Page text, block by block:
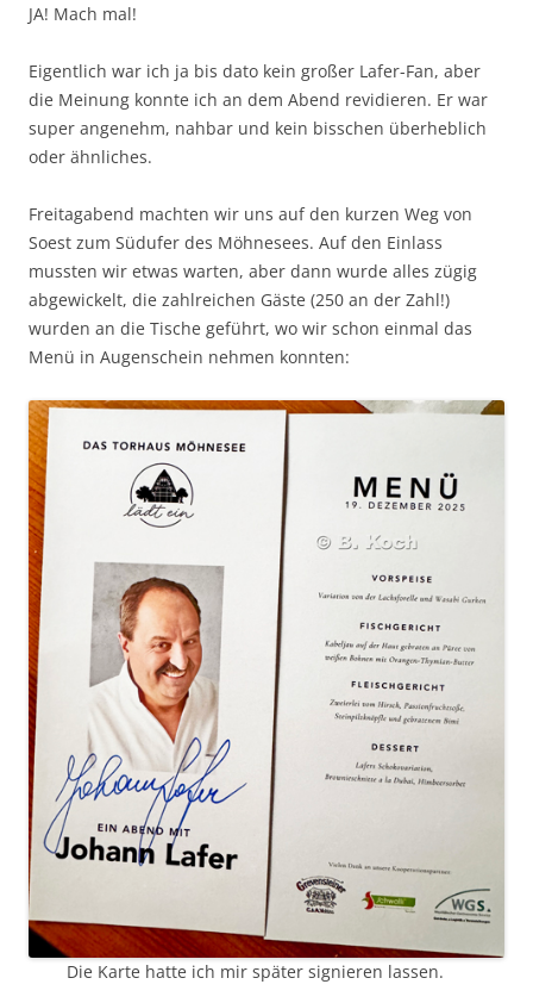
JA! Mach mal!
Eigentlich war ich ja bis dato kein großer Lafer-Fan, aber
die Meinung konnte ich an dem Abend revidieren. Er war
super angenehm, nahbar und kein bisschen überheblich
oder ähnliches.
Freitagabend machten wir uns auf den kurzen Weg von
Soest zum Südufer des Möhnesees. Auf den Einlass
mussten wir etwas warten, aber dann wurde alles zügig
abgewickelt, die zahlreichen Gäste (250 an der Zahl!)
wurden an die Tische geführt, wo wir schon einmal das
Menü in Augenschein nehmen konnten:
Die Karte hatte ich mir später signieren lassen.